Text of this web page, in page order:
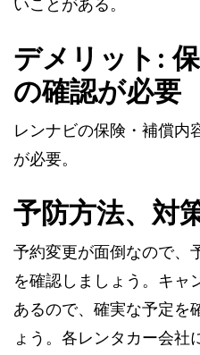
いことがある。
デメリット:
の確認が必要
レンナビの保険・補償内
が必要。
予防方法、対
予約変更が面倒なので、
を確認しましょう。キャ
あるので、確実な予定を
ょう。各レンタカー会社